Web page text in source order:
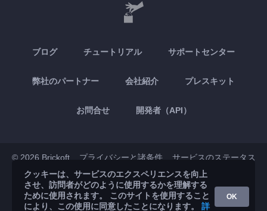
ブログ チュートリアル サポートセンター
弊社のパートナー 会社紹介 プレスキット
お問合せ 開発者（API）
© 2026 Brickoft プライバシーと諸条件 サービスのステータス
App Store Google Play
クッキーは、サービスのエクスペリエンスを向上
させ、訪問者がどのように使用するかを理解する
ために使用されます。 このサイトを使用すること
により、この使用に同意したことになります。 詳
OK